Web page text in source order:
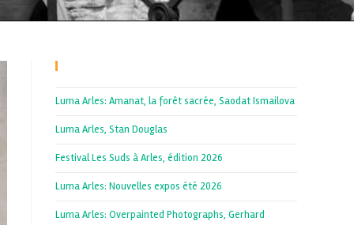
Luma Arles: Amanat, la forêt sacrée, Saodat Ismailova
Luma Arles, Stan Douglas
Festival Les Suds à Arles, édition 2026
Luma Arles: Nouvelles expos été 2026
Luma Arles: Overpainted Photographs, Gerhard